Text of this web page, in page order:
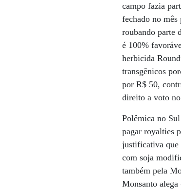
campo fazia
fechado no
roubando parte
é 100%
herbicida
transgênicos
por R$ 50,
direito a voto
Polêmica no
pagar royalties
justificativa que
com soja
também pela
Monsanto